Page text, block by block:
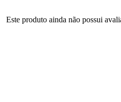
Este produto ainda não possui